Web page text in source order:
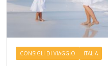
CONSIGLI DI VIAGGIO ITALIA